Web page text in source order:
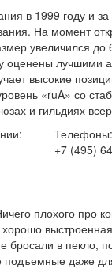
в 1999 году и
На момент
увеличился
оценены лучшими
высокие
«ruA» со
и гильдиях
Телефоны:
+7 (495)
плохого про
хорошо
бросали в пекло,
подъемные даже